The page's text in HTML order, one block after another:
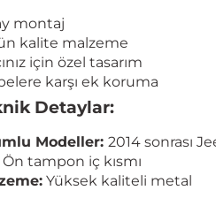
montaj
kalite malzeme
için özel tasarım
karşı ek koruma
Detaylar:
Modeller: 2014 sonrası
Ön tampon iç kısmı
Yüksek kaliteli metal